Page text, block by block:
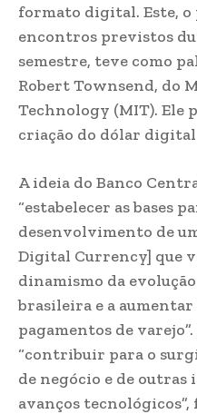
formato digital. Este,
encontros previstos
semestre, teve como
Robert Townsend, do
Technology (MIT). Ele
criação do dólar
A ideia do Banco
“estabelecer as bases
desenvolvimento de
Digital Currency] que
dinamismo da
brasileira e a aumentar
pagamentos de
“contribuir para o
de negócio e de outras
avanços